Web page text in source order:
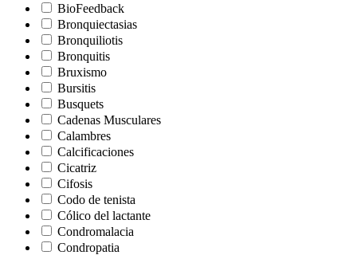
BioFeedback
Bronquiectasias
Bronquiliotis
Bronquitis
Bruxismo
Bursitis
Busquets
Cadenas Musculares
Calambres
Calcificaciones
Cicatriz
Cifosis
Codo de tenista
Cólico del lactante
Condromalacia
Condropatia